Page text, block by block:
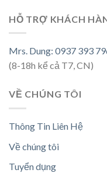
HỖ TRỢ KHÁCH
Mrs. Dung: 0937 393
(8-18h kể cả T7, CN)
VỀ CHÚNG TÔI
Thông Tin Liên Hệ
Về chúng tôi
Tuyển dụng